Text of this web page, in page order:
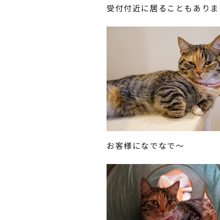
受付付近に居ることもあり
お客様になでなで～